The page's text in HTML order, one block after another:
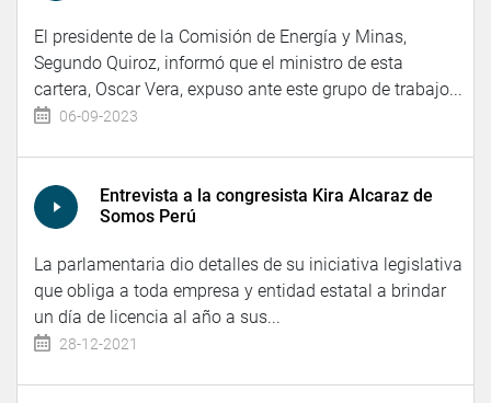
El presidente de la Comisión de Energía y Minas,
Segundo Quiroz, informó que el ministro de esta
cartera, Oscar Vera, expuso ante este grupo de trabajo...
06-09-2023
Entrevista a la congresista Kira Alcaraz de
Somos Perú
La parlamentaria dio detalles de su iniciativa legislativa
que obliga a toda empresa y entidad estatal a brindar
un día de licencia al año a sus...
28-12-2021